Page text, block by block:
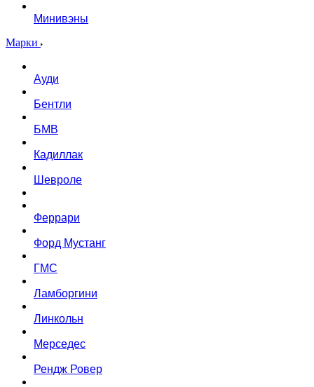
Минивэны
Марки
Ауди
Бентли
БМВ
Кадиллак
Шевроле
Феррари
Форд Мустанг
ГМС
Ламборгини
Линкольн
Мерседес
Рендж Ровер